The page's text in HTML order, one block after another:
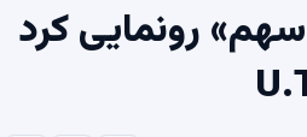
رونمایی کرد